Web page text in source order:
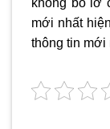
không bỏ lỡ
mới nhất
thông tin mới